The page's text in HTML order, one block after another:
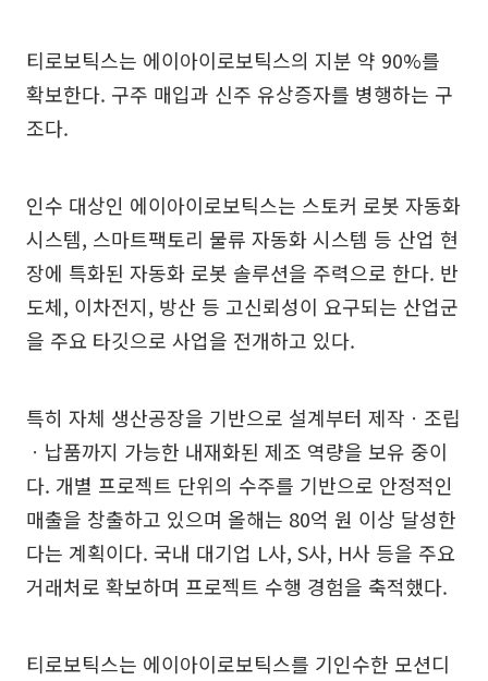
티로보틱스는 에이아이로보틱스의 지분 약 90%를
확보한다. 구주 매입과 신주 유상증자를 병행하는 구
조다.
인수 대상인 에이아이로보틱스는 스토커 로봇 자동화
시스템, 스마트팩토리 물류 자동화 시스템 등 산업 현
장에 특화된 자동화 로봇 솔루션을 주력으로 한다. 반
도체, 이차전지, 방산 등 고신뢰성이 요구되는 산업군
을 주요 타깃으로 사업을 전개하고 있다.
특히 자체 생산공장을 기반으로 설계부터 제작ㆍ조립
ㆍ납품까지 가능한 내재화된 제조 역량을 보유 중이
다. 개별 프로젝트 단위의 수주를 기반으로 안정적인
매출을 창출하고 있으며 올해는 80억 원 이상 달성한
다는 계획이다. 국내 대기업 L사, S사, H사 등을 주요
거래처로 확보하며 프로젝트 수행 경험을 축적했다.
티로보틱스는 에이아이로보틱스를 기인수한 모션디